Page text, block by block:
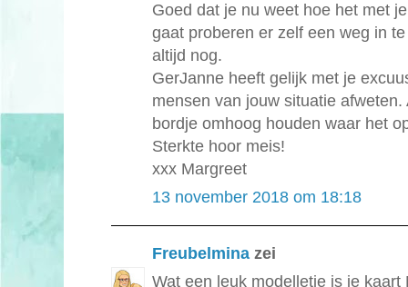
Goed dat je nu weet hoe het met
gaat proberen er zelf een weg in
altijd nog.
GerJanne heeft gelijk met je
mensen van jouw situatie
bordje omhoog houden waar het
Sterkte hoor meis!
xxx Margreet
13 november 2018 om 18:18
Freubelmina zei
Wat een leuk modelletje is je